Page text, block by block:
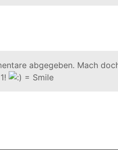
abgegeben. Mach